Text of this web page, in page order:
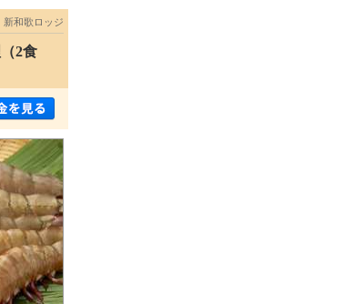
新和歌ロッジ
2食